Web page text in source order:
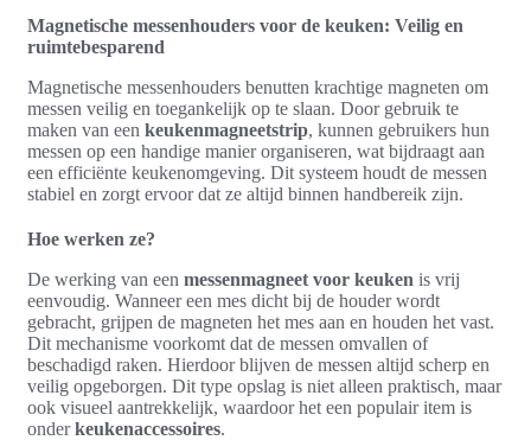
Magnetische messenhouders voor de keuken: Veilig en
ruimtebesparend
Magnetische messenhouders benutten krachtige magneten om
messen veilig en toegankelijk op te slaan. Door gebruik te
maken van een keukenmagneetstrip, kunnen gebruikers hun
messen op een handige manier organiseren, wat bijdraagt aan
een efficiënte keukenomgeving. Dit systeem houdt de messen
stabiel en zorgt ervoor dat ze altijd binnen handbereik zijn.
Hoe werken ze?
De werking van een messenmagneet voor keuken is vrij
eenvoudig. Wanneer een mes dicht bij de houder wordt
gebracht, grijpen de magneten het mes aan en houden het vast.
Dit mechanisme voorkomt dat de messen omvallen of
beschadigd raken. Hierdoor blijven de messen altijd scherp en
veilig opgeborgen. Dit type opslag is niet alleen praktisch, maar
ook visueel aantrekkelijk, waardoor het een populair item is
onderkeukenaccessoires.